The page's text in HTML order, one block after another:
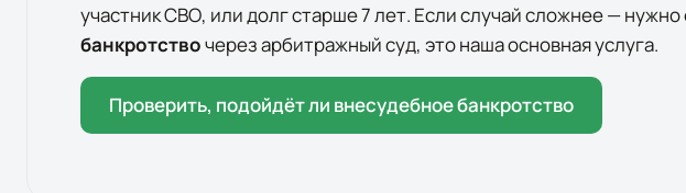
участник СВО, или долг старше 7 лет. Если случай сложнее — нужно
банкротствочерез арбитражный суд, это наша основная услуга.
Проверить, подойдёт ли внесудебное банкротство